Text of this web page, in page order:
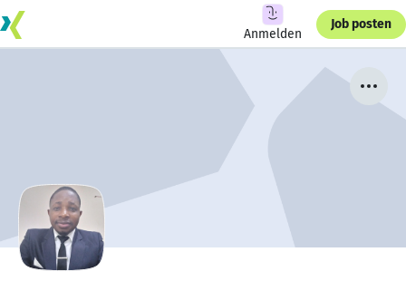
Anmelden
Job posten